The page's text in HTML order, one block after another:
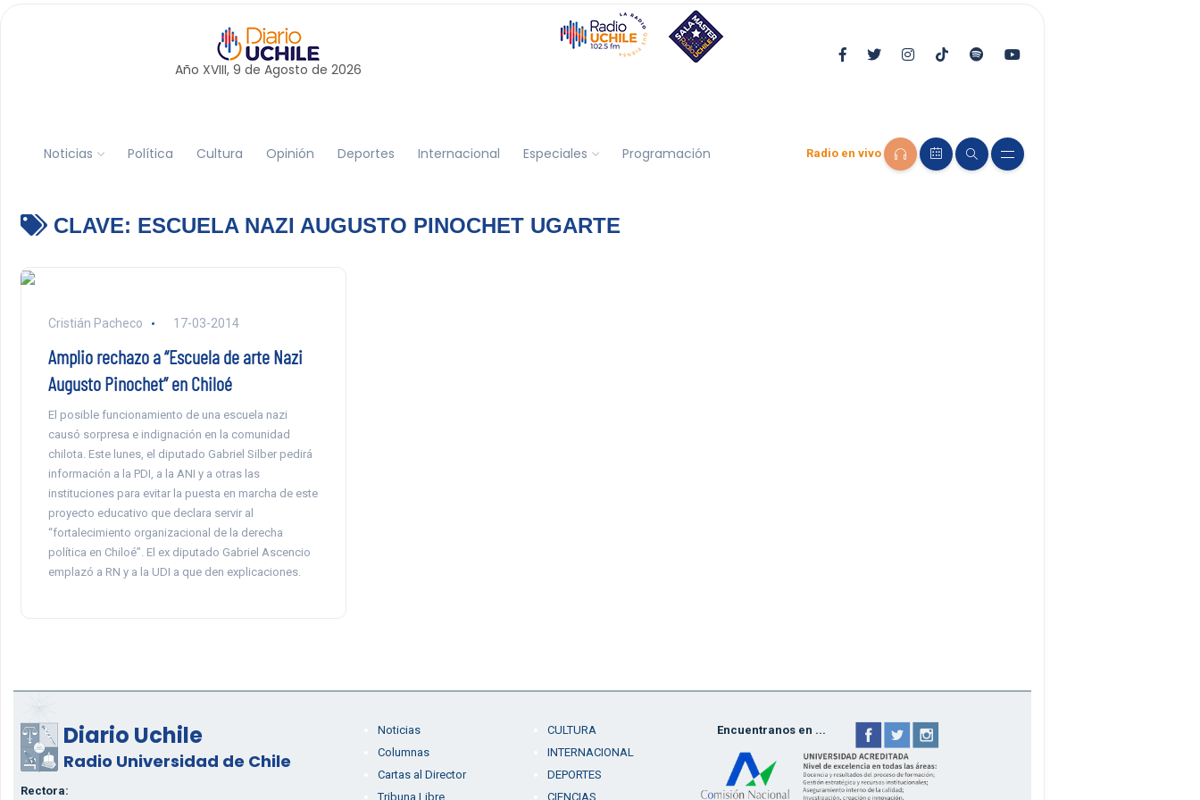
Año XVIII, 9 de Agosto de 2026
Noticias Política Cultura Opinión Deportes Internacional Especiales Programación Radio en vivo
CLAVE: ESCUELA NAZI AUGUSTO PINOCHET UGARTE
Cristián Pacheco 17-03-2014
Amplio rechazo a “Escuela de arte Nazi
Augusto Pinochet” en Chiloé
El posible funcionamiento de una escuela nazi
causó sorpresa e indignación en la comunidad
chilota. Este lunes, el diputado Gabriel Silber pedirá
información a la PDI, a la ANI y a otras las
instituciones para evitar la puesta en marcha de este
proyecto educativo que declara servir al
“fortalecimiento organizacional de la derecha
política en Chiloé”. El ex diputado Gabriel Ascencio
emplazó a RN y a la UDI a que den explicaciones.
Diario Uchile
Radio Universidad de Chile
Rectora:
Noticias
Columnas
Cartas al Director
Tribuna Libre
CULTURA
INTERNACIONAL
DEPORTES
CIENCIAS
Encuentranos en ...